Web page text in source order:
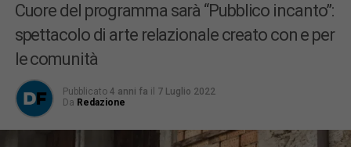
Cuore del programma sarà “Pubblico incanto”:
spettacolo di arte relazionale creato con e per
le comunità
Pubblicato 4 anni fa il 7 Luglio 2022
Da Redazione